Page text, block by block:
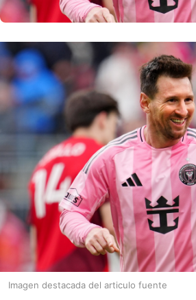
Imagen destacada del articulo fuente